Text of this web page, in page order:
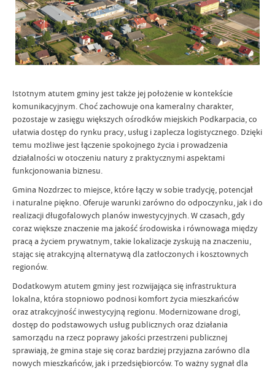
Istotnym atutem gminy jest także jej położenie w kontekście
komunikacyjnym. Choć zachowuje ona kameralny charakter,
pozostaje w zasięgu większych ośrodków miejskich Podkarpacia, co
ułatwia dostęp do rynku pracy, usług i zaplecza logistycznego. Dzięki
temu możliwe jest łączenie spokojnego życia i prowadzenia
działalności w otoczeniu natury z praktycznymi aspektami
funkcjonowania biznesu.
Gmina Nozdrzec to miejsce, które łączy w sobie tradycję, potencjał
i naturalne piękno. Oferuje warunki zarówno do odpoczynku, jak i do
realizacji długofalowych planów inwestycyjnych. W czasach, gdy
coraz większe znaczenie ma jakość środowiska i równowaga między
pracą a życiem prywatnym, takie lokalizacje zyskują na znaczeniu,
stając się atrakcyjną alternatywą dla zatłoczonych i kosztownych
regionów.
Dodatkowym atutem gminy jest rozwijająca się infrastruktura
lokalna, która stopniowo podnosi komfort życia mieszkańców
oraz atrakcyjność inwestycyjną regionu. Modernizowane drogi,
dostęp do podstawowych usług publicznych oraz działania
samorządu na rzecz poprawy jakości przestrzeni publicznej
sprawiają, że gmina staje się coraz bardziej przyjazna zarówno dla
nowych mieszkańców, jak i przedsiębiorców. To ważny sygnał dla